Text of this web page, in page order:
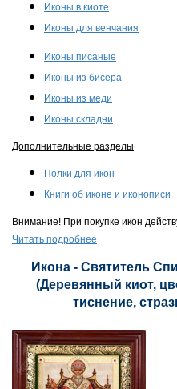
Иконы в киоте
Иконы для венчания
Иконы писаные
Иконы из бисера
Иконы из меди
Иконы складни
Дополнительные разделы
Полки для икон
Книги об иконе и иконописи
Внимание! При покупке икон
Читать подробнее
Икона - Святитель
(Деревянный киот,
тиснение,